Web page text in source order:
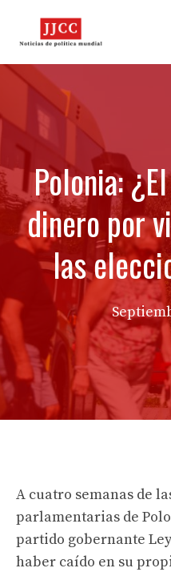
Polonia:
dinero por
las
A cuatro semanas de
parlamentarias de
partido gobernante
haber caído en su